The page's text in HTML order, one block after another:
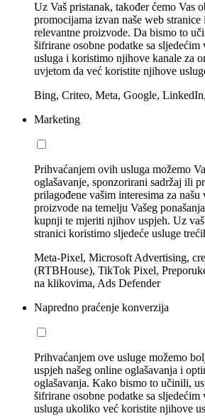
Uz Vaš pristanak, također ćemo Vas
promocijama izvan naše web stranice
relevantne proizvode. Da bismo to
šifrirane osobne podatke sa
usluga i koristimo njihove kanale za
uvjetom da već koristite njihove
Bing, Criteo, Meta, Google,
Marketing
Prihvaćanjem ovih usluga možemo
oglašavanje, sponzorirani sadržaj ili
prilagođene vašim interesima za
proizvode na temelju Vašeg
kupnji te mjeriti njihov uspjeh. Uz
stranici koristimo sljedeće usluge
Meta-Pixel, Microsoft Advertising,
(RTBHouse), TikTok Pixel,
na klikovima, Ads Defender
Napredno praćenje konverzija
Prihvaćanjem ove usluge možemo
uspjeh našeg online oglašavanja i
oglašavanja. Kako bismo to učinili,
šifrirane osobne podatke sa
usluga ukoliko već koristite njihove